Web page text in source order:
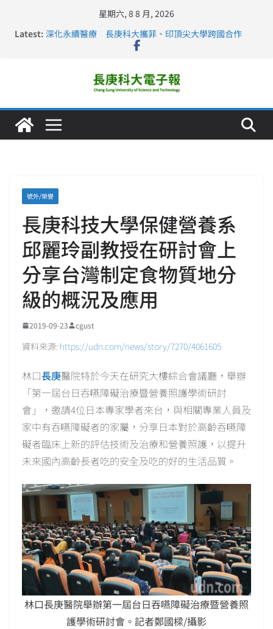
星期六, 8 8 月, 2026
Latest: 深化永續醫療 長庚科大攜菲、印頂尖大學跨國合作
長庚科大訪凱瑟醫療集團、美容學校收穫豐
仁德醫專與長庚科大締結策略聯盟 培育護理尖兵
長庚科大連四年穩居《遠見》醫學大學第5名 辦學實力再
號外/榮譽
長庚科技大學保健營養系
邱麗玲副教授在研討會上
分享台灣制定食物質地分
級的概況及應用
2019-09-23 cgust
資料來源: https://udn.com/news/story/7270/4061605
林口長庚醫院特於今天在研究大樓綜合會議廳，舉辦
「第一屆台日吞嚥障礙治療暨營養照護學術研討
會」，邀請4位日本專家學者來台，與相關專業人員及
家中有吞嚥障礙者的家屬，分享日本對於高齡吞嚥障
礙者臨床上新的評估技術及治療和營養照護，以提升
未來國內高齡長者吃的安全及吃的好的生活品質。
林口長庚醫院舉辦第一屆台日吞嚥障礙治療暨營養照
護學術研討會。記者鄭國樑/攝影